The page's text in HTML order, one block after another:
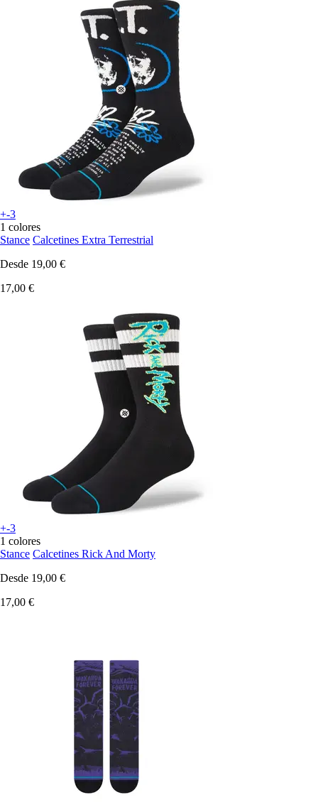
+-3
1 colores
Stance Calcetines Extra Terrestrial
Desde 19,00 €
17,00 €
+-3
1 colores
Stance Calcetines Rick And Morty
Desde 19,00 €
17,00 €